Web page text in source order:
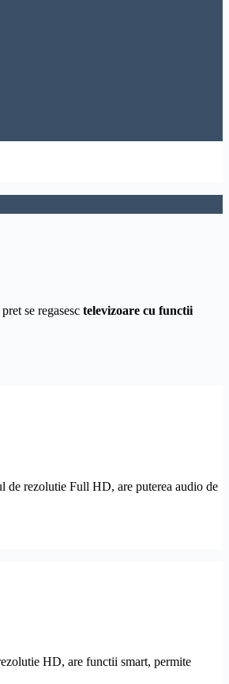
se regasesc televizoare cu functii
de rezolutie Full HD, are puterea audio de
HD, are functii smart, permite